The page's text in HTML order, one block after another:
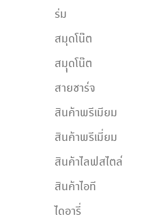
ร่ม
สมุดโน๊ต
สมุุดโน๊ต
สายชาร์จ
สินค้าพรีเมียม
สินค้าพรีเมี่ยม
สินค้าไลฟสไตล์
สินค้าไอที
ไดอารี่